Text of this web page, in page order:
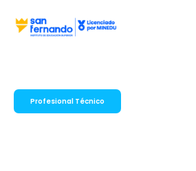
Profesional Técnico